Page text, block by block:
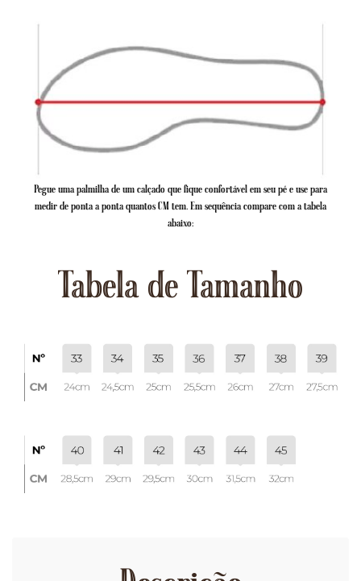
Pegue uma palmilha de um calçado que fique confortável em seu pé e use para
medir de ponta a ponta quantos CM tem. Em sequência compare com a tabela
abaixo:
Tabela de Tamanho